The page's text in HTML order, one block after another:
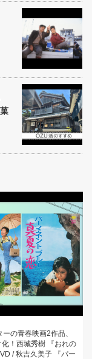
の青春映画2作品、
！西城秀樹 『おれの
/ 秋吉久美子 『パー